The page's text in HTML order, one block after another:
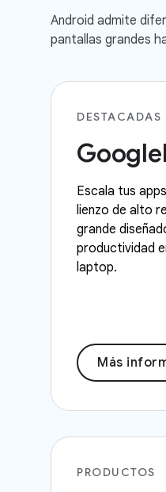
Android admite
pantallas grandes
DESTACADAS
Escala tus
lienzo de alto
grande
productividad
laptop.
Más
PRODUCTOS